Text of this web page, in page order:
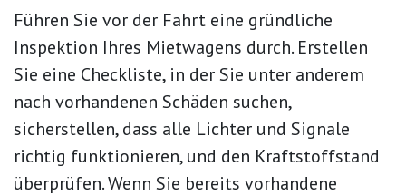
Führen Sie vor der Fahrt eine gründliche
Inspektion Ihres Mietwagens durch. Erstellen
Sie eine Checkliste, in der Sie unter anderem
nach vorhandenen Schäden suchen,
sicherstellen, dass alle Lichter und Signale
richtig funktionieren, und den Kraftstoffstand
überprüfen. Wenn Sie bereits vorhandene